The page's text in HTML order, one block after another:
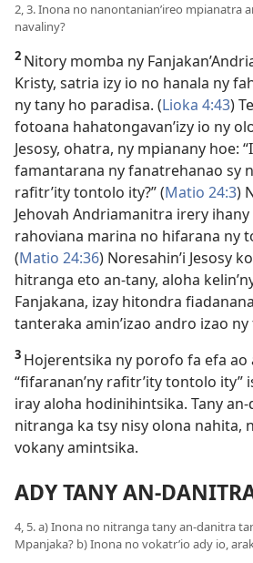
2, 3. Inona no nanontanian’ireo mpianatra
navaliny?
2 Nitory momba ny
Kristy, satria izy io no hanala ny
ny tany ho paradisa. (Lioka 4:43)
fotoana hahatongavan’izy io ny
Jesosy, ohatra, ny mpianany hoe:
famantarana ny fanatrehanao sy
rafitr’ity tontolo ity?” (Matio 24:3)
Jehovah Andriamanitra irery
rahoviana marina no hifarana ny
(Matio 24:36) Noresahin’i Jesosy
hitranga eto an-tany, aloha
Fanjakana, izay hitondra
tanteraka amin’izao andro izao ny
3 Hojerentsika ny porofo fa efa ao
“fifaranan’ny rafitr’ity tontolo ity”
iray aloha hodinihintsika. Tany
nitranga ka tsy nisy olona nahita,
vokany amintsika.
ADY TANY AN-
4, 5. a) Inona no nitranga tany an-danitra
Mpanjaka? b) Inona no vokatr’io ady io,